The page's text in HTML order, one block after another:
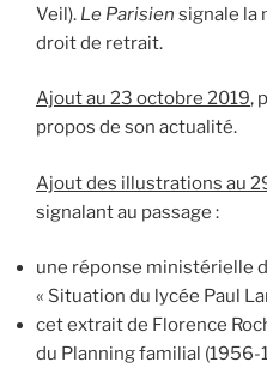
Veil). Le Parisien signale la
droit de retrait.
Ajout au 23 octobre 2019,
propos de son actualité.
Ajout des illustrations au
signalant au passage :
une réponse ministérielle
« Situation du lycée Paul
cet extrait de Florence
du Planning familial (1956-